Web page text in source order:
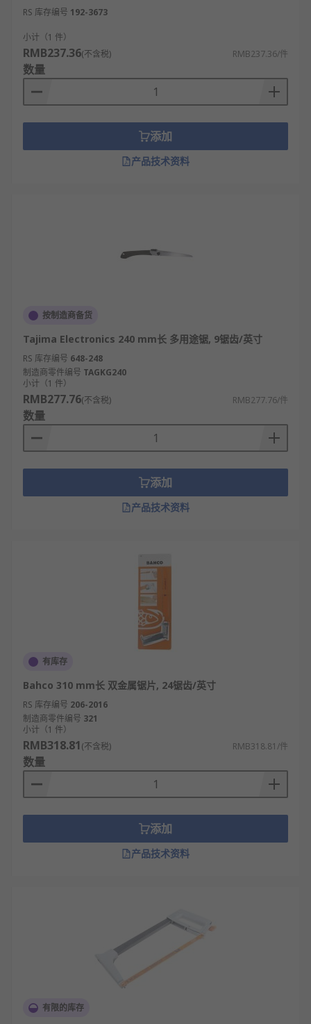
RS 库存编号 192-3673
小计（1 件）
RMB237.36(不含税) RMB237.36/件
数量
添加
产品技术资料
按制造商备货
Tajima Electronics 240 mm长 多用途锯, 9锯齿/英寸
RS 库存编号 648-248
制造商零件编号 TAGKG240
小计（1 件）
RMB277.76(不含税) RMB277.76/件
数量
添加
产品技术资料
有库存
Bahco 310 mm长 双金属锯片, 24锯齿/英寸
RS 库存编号 206-2016
制造商零件编号 321
小计（1 件）
RMB318.81(不含税) RMB318.81/件
数量
添加
产品技术资料
有限的库存